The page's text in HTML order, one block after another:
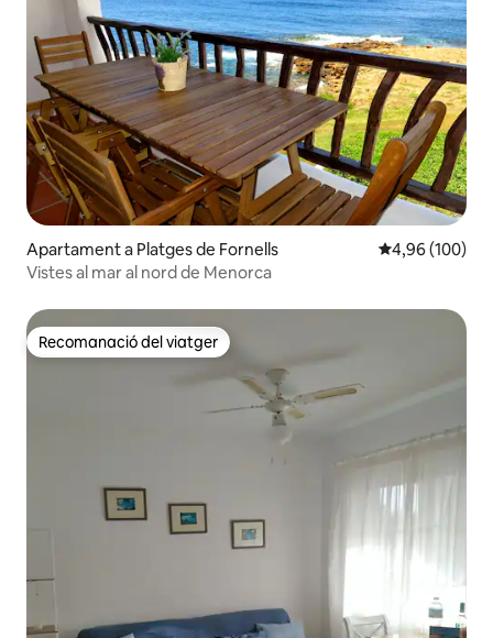
Apartament a Platges de Fornells 4,96 de
4,96 (100)
Vistes al mar al nord de Menorca
Recomanació del viatger
Recomanació del viatger